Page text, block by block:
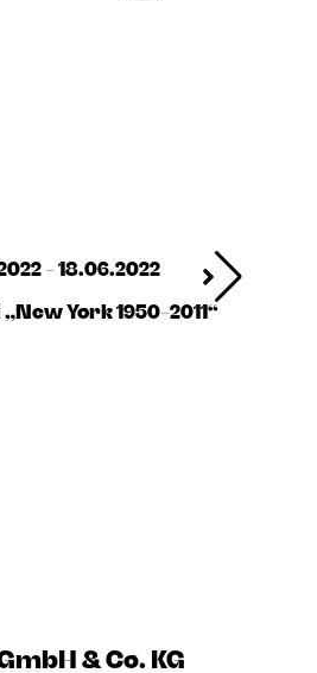
- 18.06.2022
York 1950-2011“
& Co. KG